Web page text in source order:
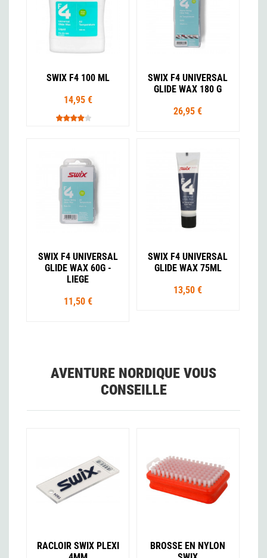
SWIX F4 100 ML
14,95 €
SWIX F4 UNIVERSAL
GLIDE WAX 180 G
26,95 €
SWIX F4 UNIVERSAL
GLIDE WAX 60G -
LIEGE
11,50 €
SWIX F4 UNIVERSAL
GLIDE WAX 75ML
13,50 €
AVENTURE NORDIQUE VOUS
CONSEILLE
RACLOIR SWIX PLEXI
BROSSE EN NYLON